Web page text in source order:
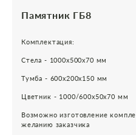
Памятник ГБ8
Комплектация:
Стела - 1000х500х70 мм
Тумба - 600х200х150 мм
Цветник - 1000/600х50х70 мм
Возможно изготовление
желанию заказчика